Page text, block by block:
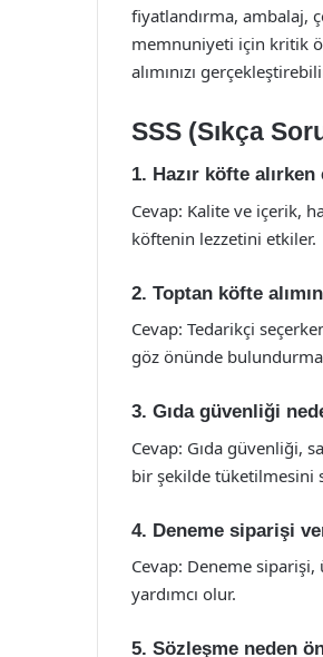
fiyatlandırma, ambalaj,
memnuniyeti için kritik
alımınızı
SSS (Sıkça
1. Hazır köfte
Cevap: Kalite ve içerik,
köftenin lezzetini etkiler.
2. Toptan köfte
Cevap: Tedarikçi
göz önünde
3. Gıda güvenliği
Cevap: Gıda güvenliği,
bir şekilde tüketilmesini
4. Deneme siparişi
Cevap: Deneme
yardımcı olur.
5. Sözleşme neden